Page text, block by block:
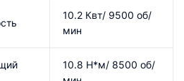
10.2 Квт/ 9500 об/
мин
10.8 Н*м/ 8500 об/